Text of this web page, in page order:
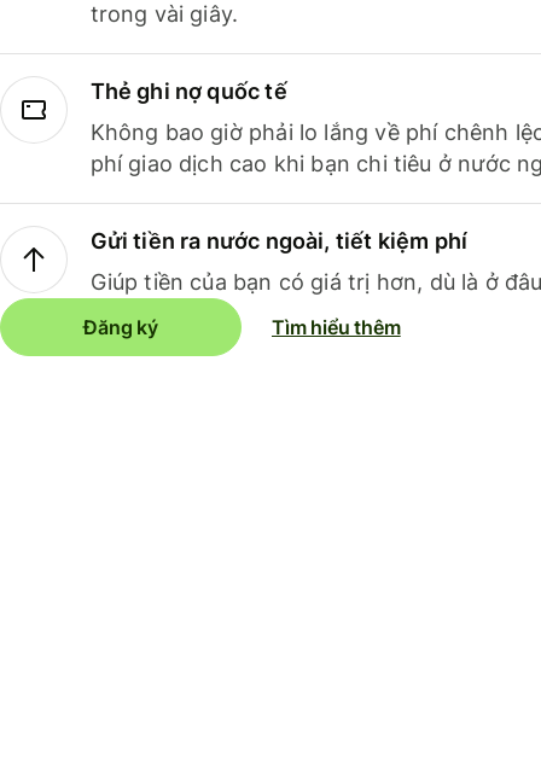
trong vài giây.
Thẻ ghi nợ quốc tế
Không bao giờ phải lo lắng về phí chênh
phí giao dịch cao khi bạn chi tiêu ở nước
Gửi tiền ra nước ngoài, tiết kiệm phí
Giúp tiền của bạn có giá trị hơn, dù là ở
Đăng ký Tìm hiểu thêm